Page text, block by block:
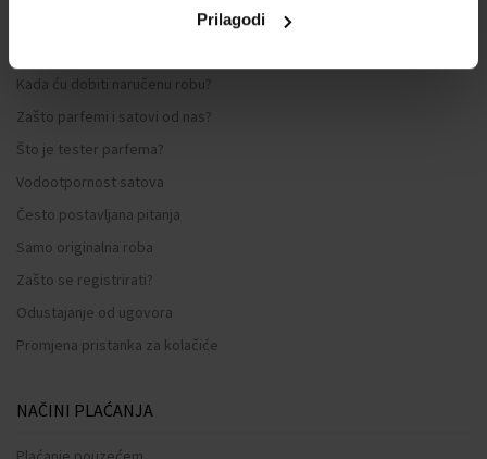
Prilagodi
Kada ću dobiti naručenu robu?
Zašto parfemi i satovi od nas?
Što je tester parfema?
Vodootpornost satova
Često postavljana pitanja
Samo originalna roba
Zašto se registrirati?
Odustajanje od ugovora
Promjena pristanka za kolačiće
NAČINI PLAĆANJA